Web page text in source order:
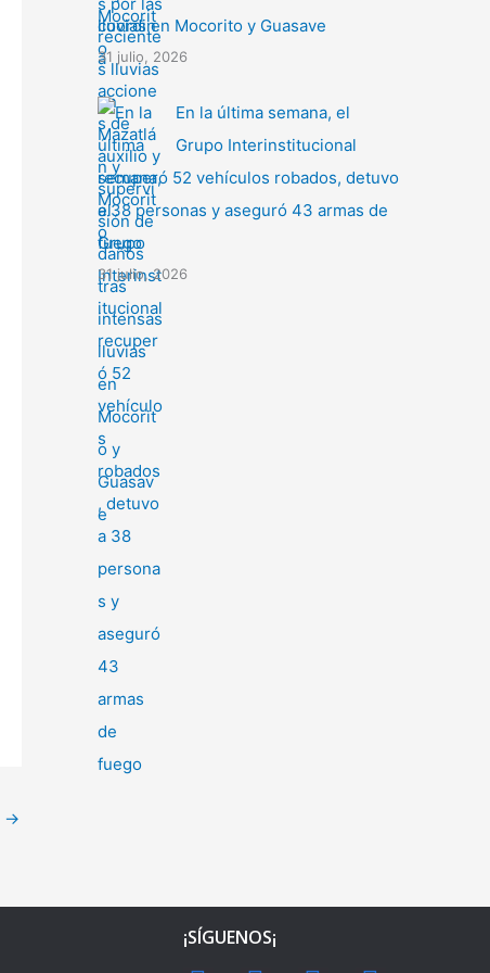
→
lluvias en Mocorito y Guasave
31 julio, 2026
En la última semana, el
Grupo Interinstitucional
recuperó 52 vehículos robados, detuvo
a 38 personas y aseguró 43 armas de
fuego
31 julio, 2026
¡SÍGUENOS¡